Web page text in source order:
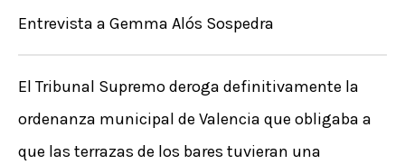
Entrevista a Gemma Alós Sospedra
El Tribunal Supremo deroga definitivamente la
ordenanza municipal de Valencia que obligaba a
que las terrazas de los bares tuvieran una